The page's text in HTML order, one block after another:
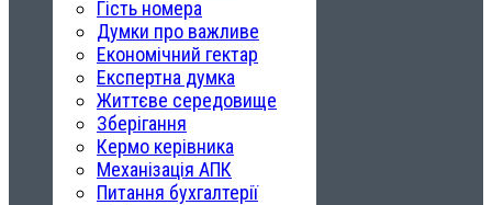
Гість номера
Думки про важливе
Економічний гектар
Експертна думка
Життєве середовище
Зберігання
Кермо керівника
Механізація АПК
Питання бухгалтерії